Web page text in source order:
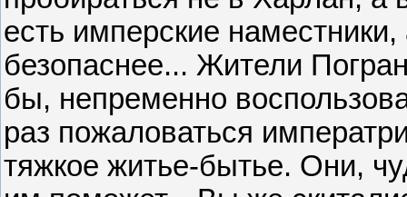
есть имперские
безопаснее... Жители
бы, непременно
раз пожаловаться
тяжкое житье-бытье. Они,